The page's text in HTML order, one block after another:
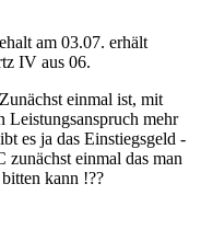
am 03.07. erhält
IV aus 06.
einmal ist, mit
Leistungsanspruch mehr
es ja das Einstiegsgeld -
zunächst einmal das man
kann !??